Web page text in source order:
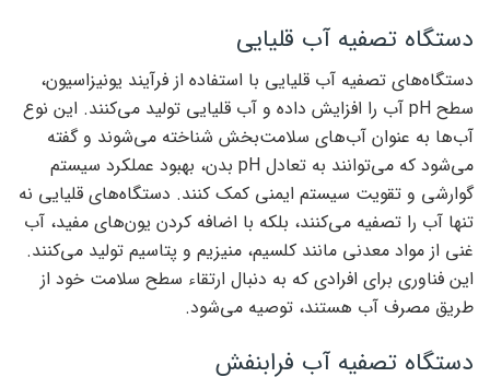
دستگاه تصفیه آب قلیایی
دستگاه‌های تصفیه آب قلیایی با استفاده از فرآیند یونیزاسیون،
سطح pH آب را افزایش داده و آب قلیایی تولید می‌کنند. این نوع
آب‌ها به عنوان آب‌های سلامت‌بخش شناخته می‌شوند و گفته
می‌شود که می‌توانند به تعادل pH بدن، بهبود عملکرد سیستم
گوارشی و تقویت سیستم ایمنی کمک کنند. دستگاه‌های قلیایی نه
تنها آب را تصفیه می‌کنند، بلکه با اضافه کردن یون‌های مفید، آب
غنی از مواد معدنی مانند کلسیم، منیزیم و پتاسیم تولید می‌کنند.
این فناوری برای افرادی که به دنبال ارتقاء سطح سلامت خود از
طریق مصرف آب هستند، توصیه می‌شود.
دستگاه تصفیه آب فرابنفش